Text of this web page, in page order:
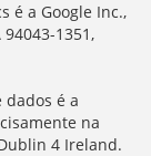
é a Google Inc.,
1351,
dados é a
na
4 Ireland.